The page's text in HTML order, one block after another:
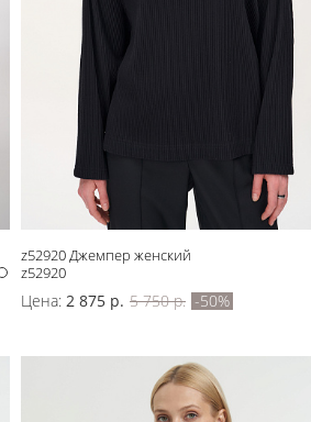
z52920 Джемпер женский
z52920
Цена: 2 875 р. 5 750 р. -50%